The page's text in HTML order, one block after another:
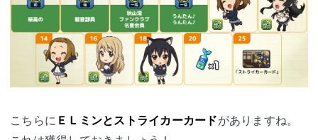
こちらに ＥＬミンとストライカーカードがありますね。